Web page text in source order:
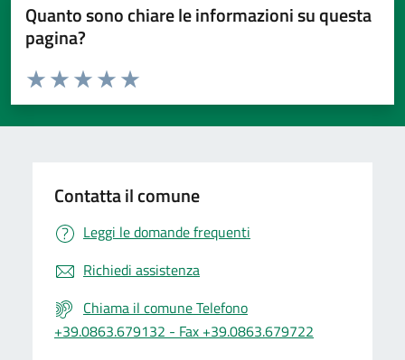
Quanto sono chiare le informazioni su questa
pagina?
Valuta da 1 a 5 stelle la pagina
Valuta 5 stelle su 5
Valuta 4 stelle su 5
Valuta 3 stelle su 5
Valuta 2 stelle su 5
Valuta 1 stelle su 5
Contatta il comune
Leggi le domande frequenti
Richiedi assistenza
Chiama il comune Telefono
+39.0863.679132 - Fax +39.0863.679722